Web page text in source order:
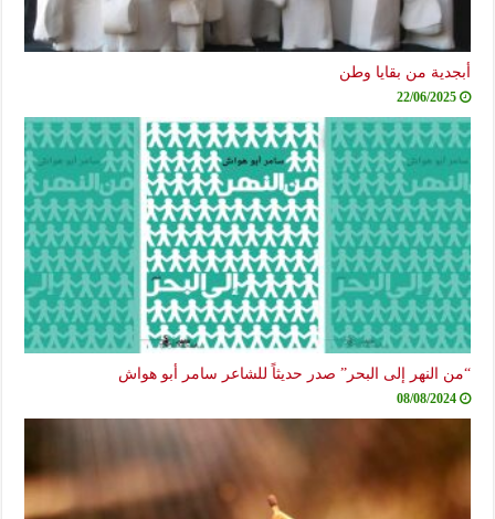
أبجدية من بقايا وطن
22/06/2025
“من النهر إلى البحر” صدر حديثاً للشاعر سامر أبو هواش
08/08/2024